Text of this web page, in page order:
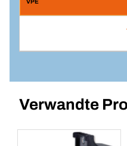
Verwandte